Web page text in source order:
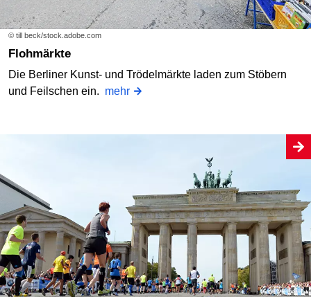
© till beck/stock.adobe.com
Flohmärkte
Die Berliner Kunst- und Trödelmärkte laden zum Stöbern
und Feilschen ein. mehr